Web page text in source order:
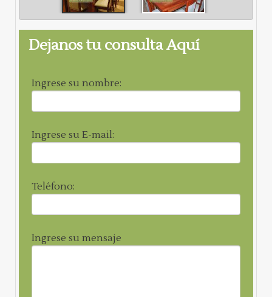
Dejanos tu consulta Aquí
Ingrese su nombre:
Ingrese su E-mail:
Teléfono:
Ingrese su mensaje